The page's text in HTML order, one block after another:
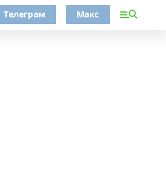
Телеграм Макс